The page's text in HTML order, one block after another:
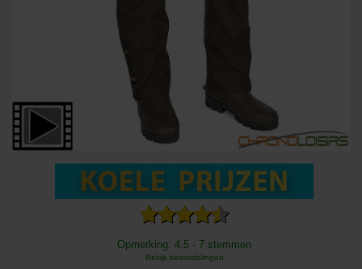
Opmerking: 4.5 - 7 stemmen
Bekijk beoordelingen